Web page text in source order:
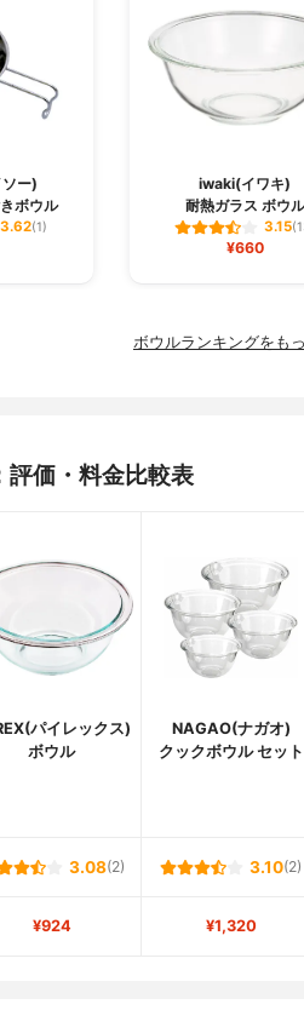
ー)
ボウル
3.62(1)
iwaki(イワキ)
耐熱ガラス ボウル
3.15
¥660
ボウルランキングをも
評価・料金比較表
パイレックス)
ボウル
NAGAO(ナガオ)
クックボウル セット
3.08(2) 3.10(2)
¥924 ¥1,320